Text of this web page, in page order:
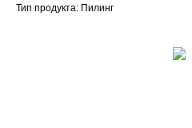
Тип продукта: Пилинг